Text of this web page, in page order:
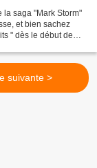
la saga "Mark Storm"
et bien sachez
" dès le début de
suivante >